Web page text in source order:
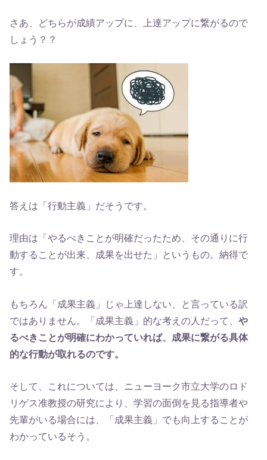
さあ、どちらが成績アップに、上達アップに繋がるので
しょう？？
答えは「行動主義」だそうです。
理由は「やるべきことが明確だったため、その通りに行
動することが出来、成果を出せた」というもの。納得で
す。
もちろん「成果主義」じゃ上達しない、と言っている訳
ではありません。「成果主義」的な考えの人だって、や
るべきことが明確にわかっていれば、成果に繋がる具体
的な行動が取れるのです。
そして、これについては、ニューヨーク市立大学のロド
リゲス准教授の研究により、学習の面倒を見る指導者や
先輩がいる場合には、「成果主義」でも向上することが
わかっているそう。